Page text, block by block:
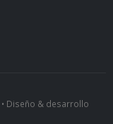
Diseño & desarrollo